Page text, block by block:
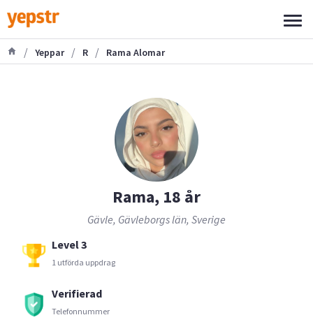
/ Yeppar / R / Rama Alomar
Rama, 18 år
Gävle, Gävleborgs län, Sverige
Level 3
1 utförda uppdrag
Verifierad
Telefonnummer